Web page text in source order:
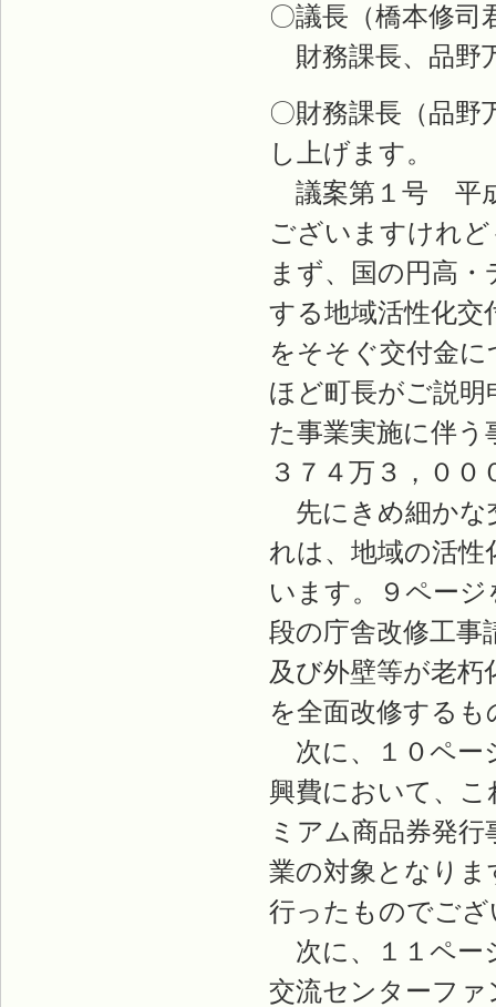
〇議長（橋本修
財務課長、品野
〇財務課長（品野
し上げます。
議案第１号 平成
ございますけれ
まず、国の円高
する地域活性化交
をそそぐ交付金
ほど町長がご説
た事業実施に伴う
３７４万３，０
先にきめ細かな
れは、地域の活性
います。９ペー
段の庁舎改修工事
及び外壁等が老
を全面改修する
次に、１０ペー
興費において、
ミアム商品券発
業の対象となりま
行ったものでご
次に、１１ペー
交流センターファ